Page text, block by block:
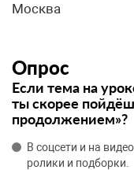
Москва
Опрос
Если тема на
ты скорее
продолжением»?
В соцсети и на
ролики и подборки.